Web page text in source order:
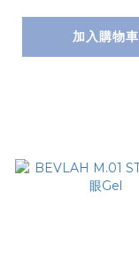
加入購物車